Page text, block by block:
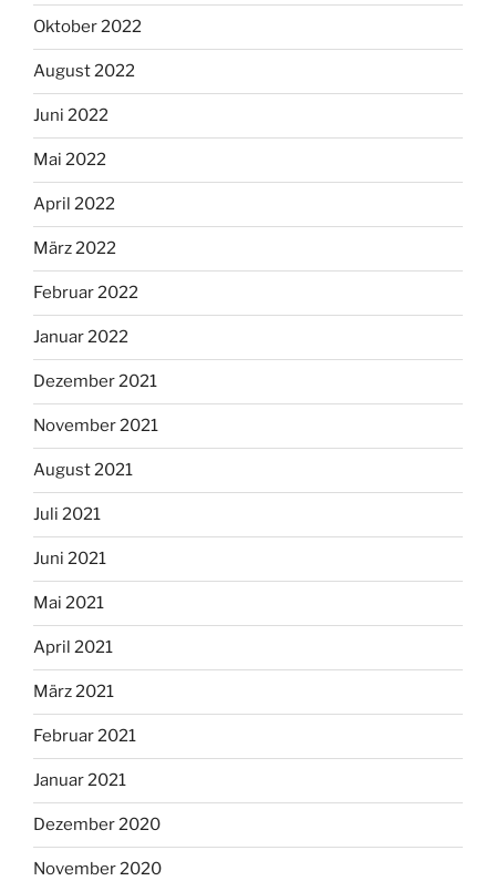
Oktober 2022
August 2022
Juni 2022
Mai 2022
April 2022
März 2022
Februar 2022
Januar 2022
Dezember 2021
November 2021
August 2021
Juli 2021
Juni 2021
Mai 2021
April 2021
März 2021
Februar 2021
Januar 2021
Dezember 2020
November 2020